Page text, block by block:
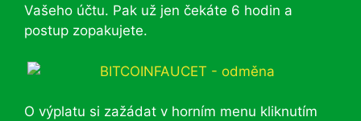
Vašeho účtu. Pak už jen čekáte 6 hodin a
postup zopakujete.
O výplatu si zažádat v horním menu kliknutím